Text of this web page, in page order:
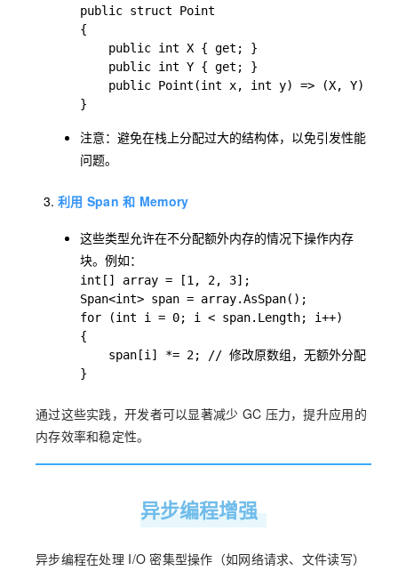
public struct Point
{
public int X { get; }
public int Y { get; }
public Point(int x, int y) => (X, Y) =
}
注意：避免在栈上分配过大的结构体，以免引发性能
问题。
利用 Span 和 Memory
这些类型允许在不分配额外内存的情况下操作内存
块。例如：
int[] array = [1, 2, 3];
Span<int> span = array.AsSpan();
for (int i = 0; i < span.Length; i++)
{
span[i] *= 2; // 修改原数组，无额外分配
}
通过这些实践，开发者可以显著减少 GC 压力，提升应用的
内存效率和稳定性。
异步编程增强
异步编程在处理 I/O 密集型操作（如网络请求、文件读写）